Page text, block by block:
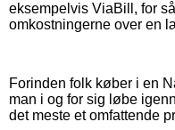
eksempelvis ViaBill, for
omkostningerne over en
Forinden folk køber i en
man i og for sig løbe
det meste et omfattende